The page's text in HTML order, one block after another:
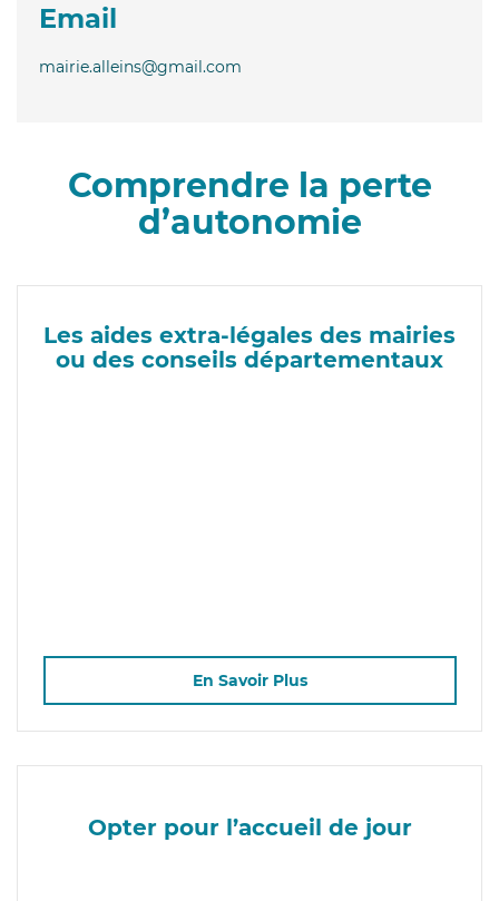
Email
mairie.alleins@gmail.com
Comprendre la perte
d’autonomie
Les aides extra-légales des mairies
ou des conseils départementaux
En Savoir Plus
Opter pour l’accueil de jour